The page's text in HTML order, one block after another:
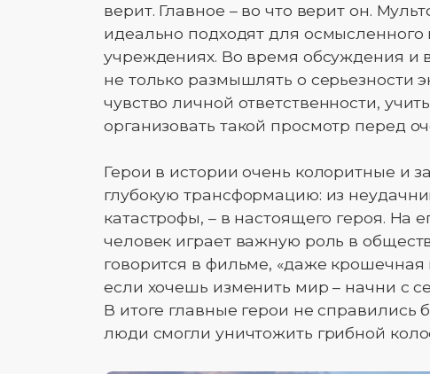
верит. Главное – во что верит он.
идеально подходят для
учреждениях. Во время обсуждения и
не только размышлять о серьезности
чувство личной ответственности,
организовать такой просмотр перед
Герои в истории очень колоритные и
глубокую трансформацию: из
катастрофы, – в настоящего героя.
человек играет важную роль в
говорится в фильме, «даже крошечная
если хочешь изменить мир – начни с
В итоге главные герои не справились
люди смогли уничтожить грибной